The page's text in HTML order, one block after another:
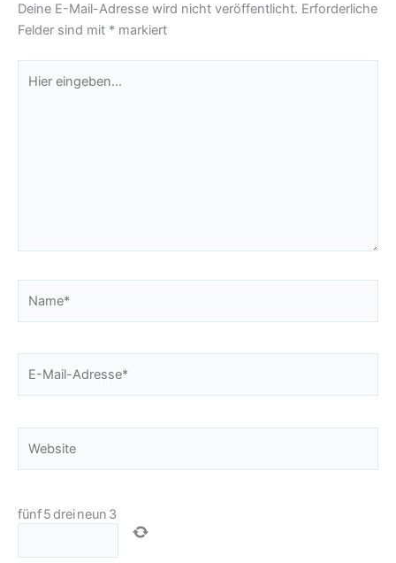
Deine E-Mail-Adresse wird nicht veröffentlicht. Erforderliche
Felder sind mit * markiert
eingeben…
Mail-
fünf5dreineun 3